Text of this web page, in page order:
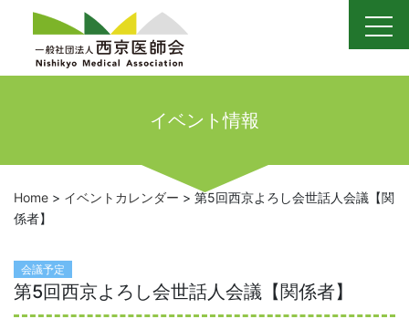
content
イベント情報
Home > イベントカレンダー > 第5回西京よろし会世話人会議【関
係者】
会議予定
第5回西京よろし会世話人会議【関係者】